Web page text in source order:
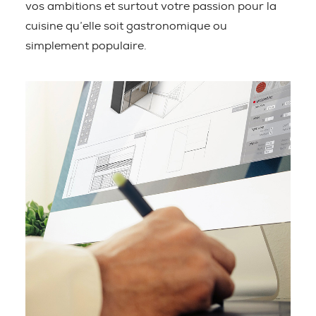
vos ambitions et surtout votre passion pour la
cuisine qu’elle soit gastronomique ou
simplement populaire.